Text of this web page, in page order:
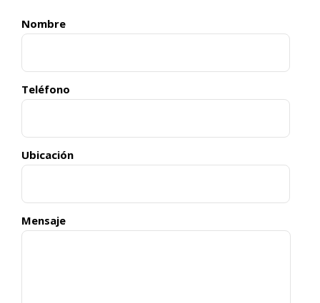
Nombre
Teléfono
Ubicación
Mensaje